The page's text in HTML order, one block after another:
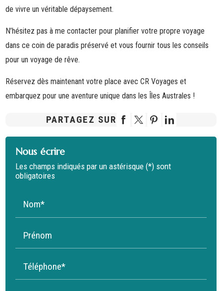
de vivre un véritable dépaysement.
N’hésitez pas à me contacter pour planifier votre propre voyage
dans ce coin de paradis préservé et vous fournir tous les conseils
pour un voyage de rêve.
Réservez dès maintenant votre place avec CR Voyages et
embarquez pour une aventure unique dans les Îles Australes !
PARTAGEZ SUR
Nous écrire
Les champs indiqués par un astérisque (*) sont
obligatoires
Nom*
Prénom
Téléphone*